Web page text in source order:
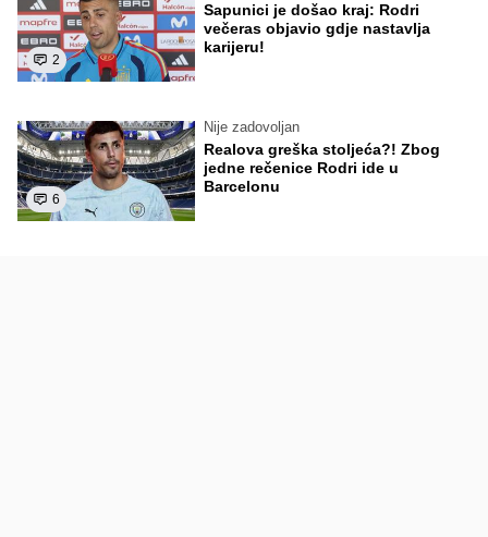
2
Sapunici je došao kraj: Rodri
večeras objavio gdje nastavlja
karijeru!
6
Nije zadovoljan
Realova greška stoljeća?! Zbog
jedne rečenice Rodri ide u
Barcelonu